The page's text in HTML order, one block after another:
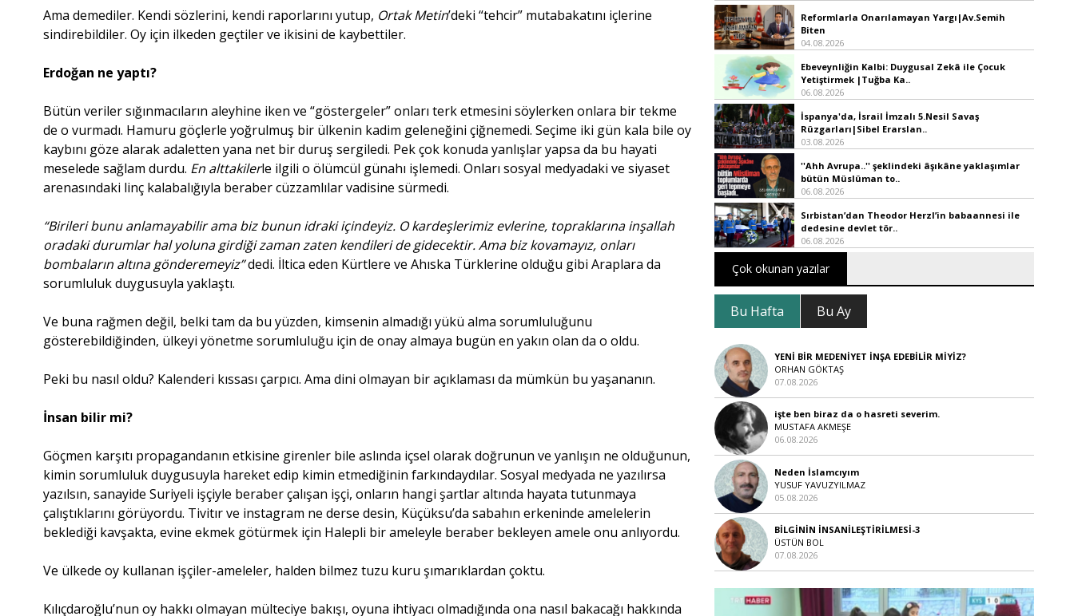
Ama demediler. Kendi sözlerini, kendi raporlarını yutup, Ortak Metin’deki “tehcir” mutabakatını içlerine
sindirebildiler. Oy için ilkeden geçtiler ve ikisini de kaybettiler.
Erdoğan ne yaptı?
Bütün veriler sığınmacıların aleyhine iken ve “göstergeler” onları terk etmesini söylerken onlara bir tekme
de o vurmadı. Hamuru göçlerle yoğrulmuş bir ülkenin kadim geleneğini çiğnemedi. Seçime iki gün kala bile oy
kaybını göze alarak adaletten yana net bir duruş sergiledi. Pek çok konuda yanlışlar yapsa da bu hayati
meselede sağlam durdu. En alttakilerle ilgili o ölümcül günahı işlemedi. Onları sosyal medyadaki ve siyaset
arenasındaki linç kalabalığıyla beraber cüzzamlılar vadisine sürmedi.
“Birileri bunu anlamayabilir ama biz bunun idraki içindeyiz. O kardeşlerimiz evlerine, topraklarına inşallah
oradaki durumlar hal yoluna girdiği zaman zaten kendileri de gidecektir. Ama biz kovamayız, onları
bombaların altına gönderemeyiz”dedi. İltica eden Kürtlere ve Ahıska Türklerine olduğu gibi Araplara da
sorumluluk duygusuyla yaklaştı.
Ve buna rağmen değil, belki tam da bu yüzden, kimsenin almadığı yükü alma sorumluluğunu
gösterebildiğinden, ülkeyi yönetme sorumluluğu için de onay almaya bugün en yakın olan da o oldu.
Peki bu nasıl oldu? Kalenderi kıssası çarpıcı. Ama dini olmayan bir açıklaması da mümkün bu yaşananın.
İnsan bilir mi?
Göçmen karşıtı propagandanın etkisine girenler bile aslında içsel olarak doğrunun ve yanlışın ne olduğunun,
kimin sorumluluk duygusuyla hareket edip kimin etmediğinin farkındaydılar. Sosyal medyada ne yazılırsa
yazılsın, sanayide Suriyeli işçiyle beraber çalışan işçi, onların hangi şartlar altında hayata tutunmaya
çalıştıklarını görüyordu. Tivitır ve instagram ne derse desin, Küçüksu’da sabahın erkeninde amelelerin
beklediği kavşakta, evine ekmek götürmek için Halepli bir ameleyle beraber bekleyen amele onu anlıyordu.
Ve ülkede oy kullanan işçiler-ameleler, halden bilmez tuzu kuru şımarıklardan çoktu.
Kılıçdaroğlu’nun oy hakkı olmayan mülteciye bakışı, oyuna ihtiyacı olmadığında ona nasıl bakacağı hakkında
Reformlarla Onarılamayan Yargı|Av.Semih
Biten
04.08.2026
Ebeveynliğin Kalbi: Duygusal Zekâ ile Çocuk
Yetiştirmek |Tuğba Ka..
06.08.2026
İspanya'da, İsrail İmzalı 5.Nesil Savaş
Rüzgarları|Sibel Erarslan..
03.08.2026
''Ahh Avrupa..'' şeklindeki âşıkâne yaklaşımlar
bütün Müslüman to..
06.08.2026
Sırbistan’dan Theodor Herzl’in babaannesi ile
dedesine devlet tör..
06.08.2026
Çok okunan yazılar
Bu Hafta Bu Ay
YENİ BİR MEDENİYET İNŞA EDEBİLİR MİYİZ?
ORHAN GÖKTAŞ
07.08.2026
işte ben biraz da o hasreti severim.
MUSTAFA AKMEŞE
06.08.2026
Neden İslamcıyım
YUSUF YAVUZYILMAZ
05.08.2026
BİLGİNİN İNSANİLEŞTİRİLMESİ-3
ÜSTÜN BOL
07.08.2026